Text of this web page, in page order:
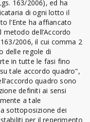
163/2006), ed ha
di ogni lotto il
l’Ente ha affiancato
dell’Accordo
2006, il cui comma 2
delle regole di
in tutte le fasi fino
tale accordo quadro",
quadro sono
definiti ai sensi
a tale
sottoposizione dei
per il reperimento